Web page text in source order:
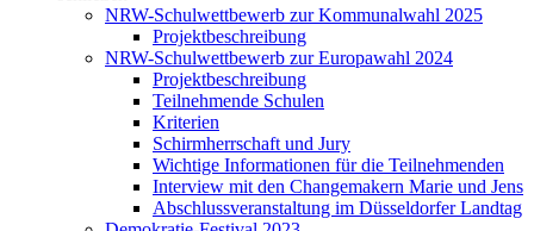
NRW-Schulwettbewerb zur Kommunalwahl 2025
Projektbeschreibung
NRW-Schulwettbewerb zur Europawahl 2024
Projektbeschreibung
Teilnehmende Schulen
Kriterien
Schirmherrschaft und Jury
Wichtige Informationen für die Teilnehmenden
Interview mit den Changemakern Marie und Jens
Abschlussveranstaltung im Düsseldorfer Landtag